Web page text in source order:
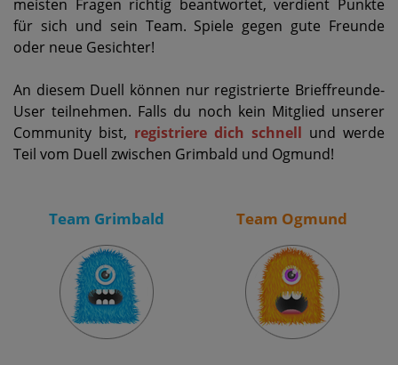
meisten Fragen richtig beantwortet, verdient Punkte
für sich und sein Team. Spiele gegen gute Freunde
oder neue Gesichter!
An diesem Duell können nur registrierte Brieffreunde-
User teilnehmen. Falls du noch kein Mitglied unserer
Community bist, registriere dich schnell und werde
Teil vom Duell zwischen Grimbald und Ogmund!
Team Grimbald Team Ogmund